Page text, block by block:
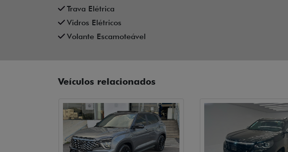
Trava Elétrica
Vidros Elétricos
Volante Escamoteável
Veículos relacionados